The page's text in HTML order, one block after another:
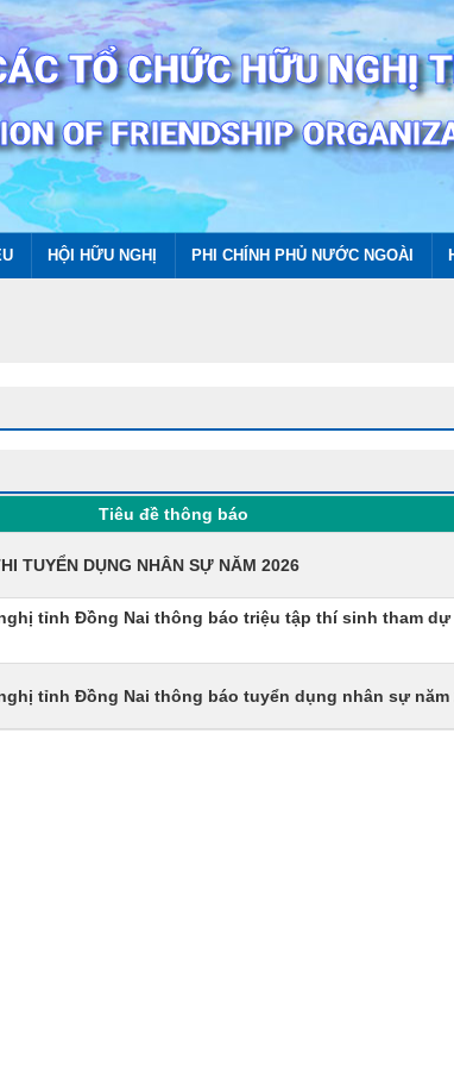
HỘI HỮU NGHỊ PHI CHÍNH PHỦ NƯỚC NGOÀI
Tiêu đề thông báo
TUYỂN DỤNG NHÂN SỰ NĂM 2026
tỉnh Đồng Nai thông báo triệu tập thí sinh tham
tỉnh Đồng Nai thông báo tuyển dụng nhân sự năm